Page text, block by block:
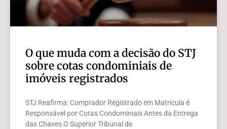
O que muda com a decisão do STJ
sobre cotas condominiais de
imóveis registrados
STJ Reafirma: Comprador Registrado em Matrícula é
Responsável por Cotas Condominiais Antes da Entrega
das Chaves O Superior Tribunal de